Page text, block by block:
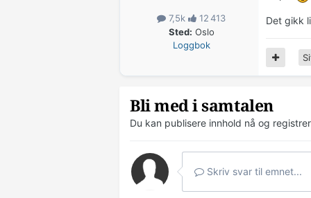
7,5k
12 413
Sted: Oslo
Loggbok
Det gikk
Bli med i samtalen
Du kan publisere innhold nå og
Skriv svar til emnet...